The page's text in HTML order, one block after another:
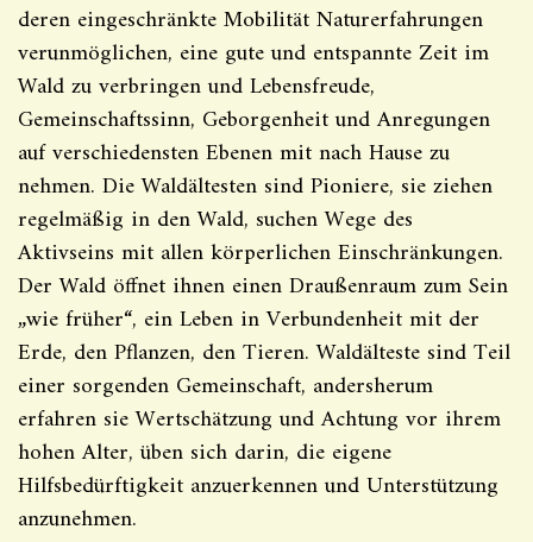
deren eingeschränkte Mobilität Naturerfahrungen
verunmöglichen, eine gute und entspannte Zeit im
Wald zu verbringen und Lebensfreude,
Gemeinschaftssinn, Geborgenheit und Anregungen
auf verschiedensten Ebenen mit nach Hause zu
nehmen. Die Waldältesten sind Pioniere, sie ziehen
regelmäßig in den Wald, suchen Wege des
Aktivseins mit allen körperlichen Einschränkungen.
Der Wald öffnet ihnen einen Draußenraum zum Sein
„wie früher“, ein Leben in Verbundenheit mit der
Erde, den Pflanzen, den Tieren. Waldälteste sind Teil
einer sorgenden Gemeinschaft, andersherum
erfahren sie Wertschätzung und Achtung vor ihrem
hohen Alter, üben sich darin, die eigene
Hilfsbedürftigkeit anzuerkennen und Unterstützung
anzunehmen.